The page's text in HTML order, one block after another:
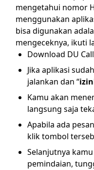
mengetahui nomor
menggunakan
bisa digunakan
mengeceknya, ikuti
Download DU
Jika aplikasi
jalankan dan “
Kamu akan
langsung saja
Apabila ada
klik tombol
Selanjutnya
pemindaian,